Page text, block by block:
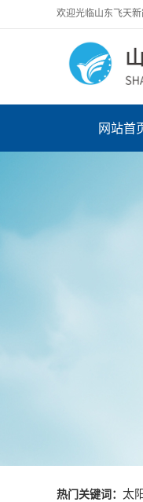
欢迎光临山东飞天新
网站首
热门关键词： 太